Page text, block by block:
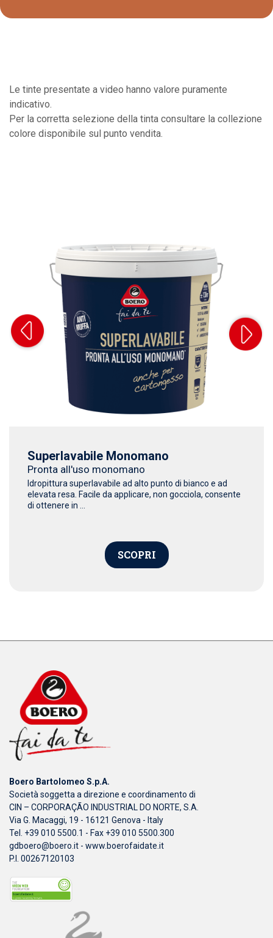
Le tinte presentate a video hanno valore puramente
indicativo.
Per la corretta selezione della tinta consultare la collezione
colore disponibile sul punto vendita.
Superlavabile Monomano
Pronta all'uso monomano
Idropittura superlavabile ad alto punto di bianco e ad
elevata resa. Facile da applicare, non gocciola, consente
di ottenere in ...
SCOPRI
Boero Bartolomeo S.p.A.
Società soggetta a direzione e coordinamento di
CIN – CORPORAÇÃO INDUSTRIAL DO NORTE, S.A.
Via G. Macaggi, 19 - 16121 Genova - Italy
Tel. +39 010 5500.1 - Fax +39 010 5500.300
gdboero@boero.it - www.boerofaidate.it
P.I. 00267120103